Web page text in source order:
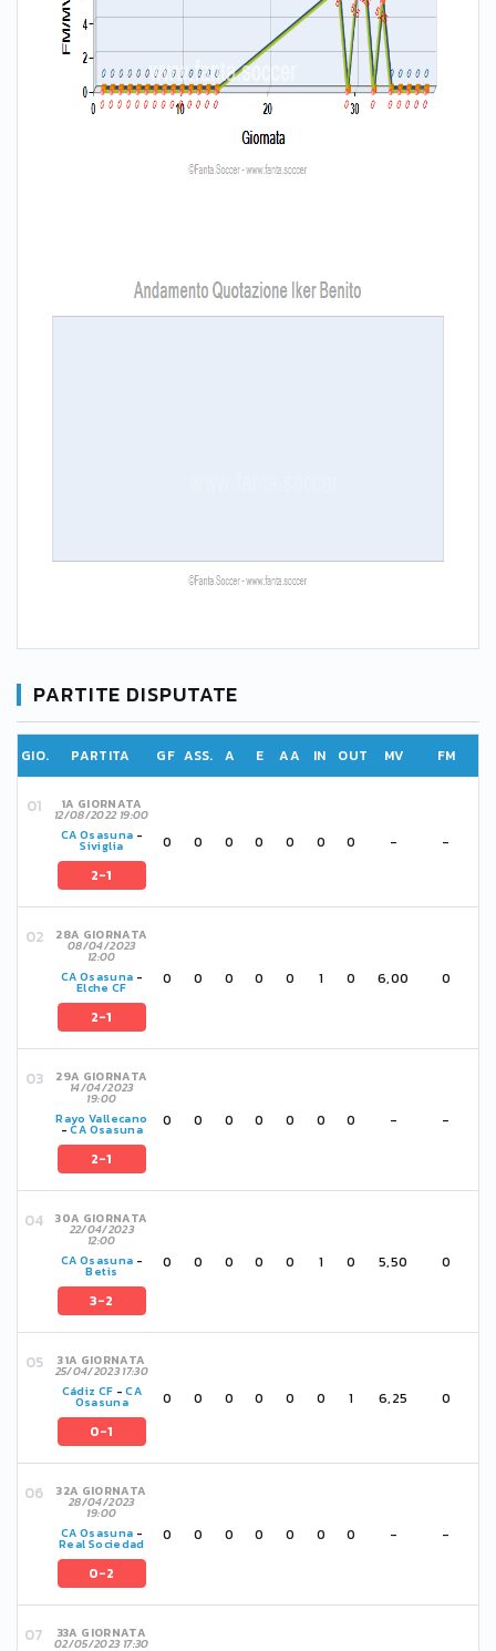
PARTITE DISPUTATE
GIO. PARTITA GF ASS. A E AA IN OUT MV FM
1A GIORNATA
12/08/2022 19:00
CA Osasuna -
Siviglia
2-1
0 0 0 0 0 0 0 - -
28A GIORNATA
08/04/2023
12:00
CA Osasuna -
Elche CF
2-1
0 0 0 0 0 1 0 6,00 0
29A GIORNATA
14/04/2023
19:00
Rayo Vallecano
-CA Osasuna
2-1
0 0 0 0 0 0 0 - -
30A GIORNATA
22/04/2023
12:00
CA Osasuna -
Betis
3-2
0 0 0 0 0 1 0 5,50 0
31A GIORNATA
25/04/2023 17:30
Cádiz CF -CA
Osasuna
0-1
0 0 0 0 0 0 1 6,25 0
32A GIORNATA
28/04/2023
19:00
CA Osasuna -
Real Sociedad
0-2
0 0 0 0 0 0 0 - -
33A GIORNATA
02/05/2023 17:30